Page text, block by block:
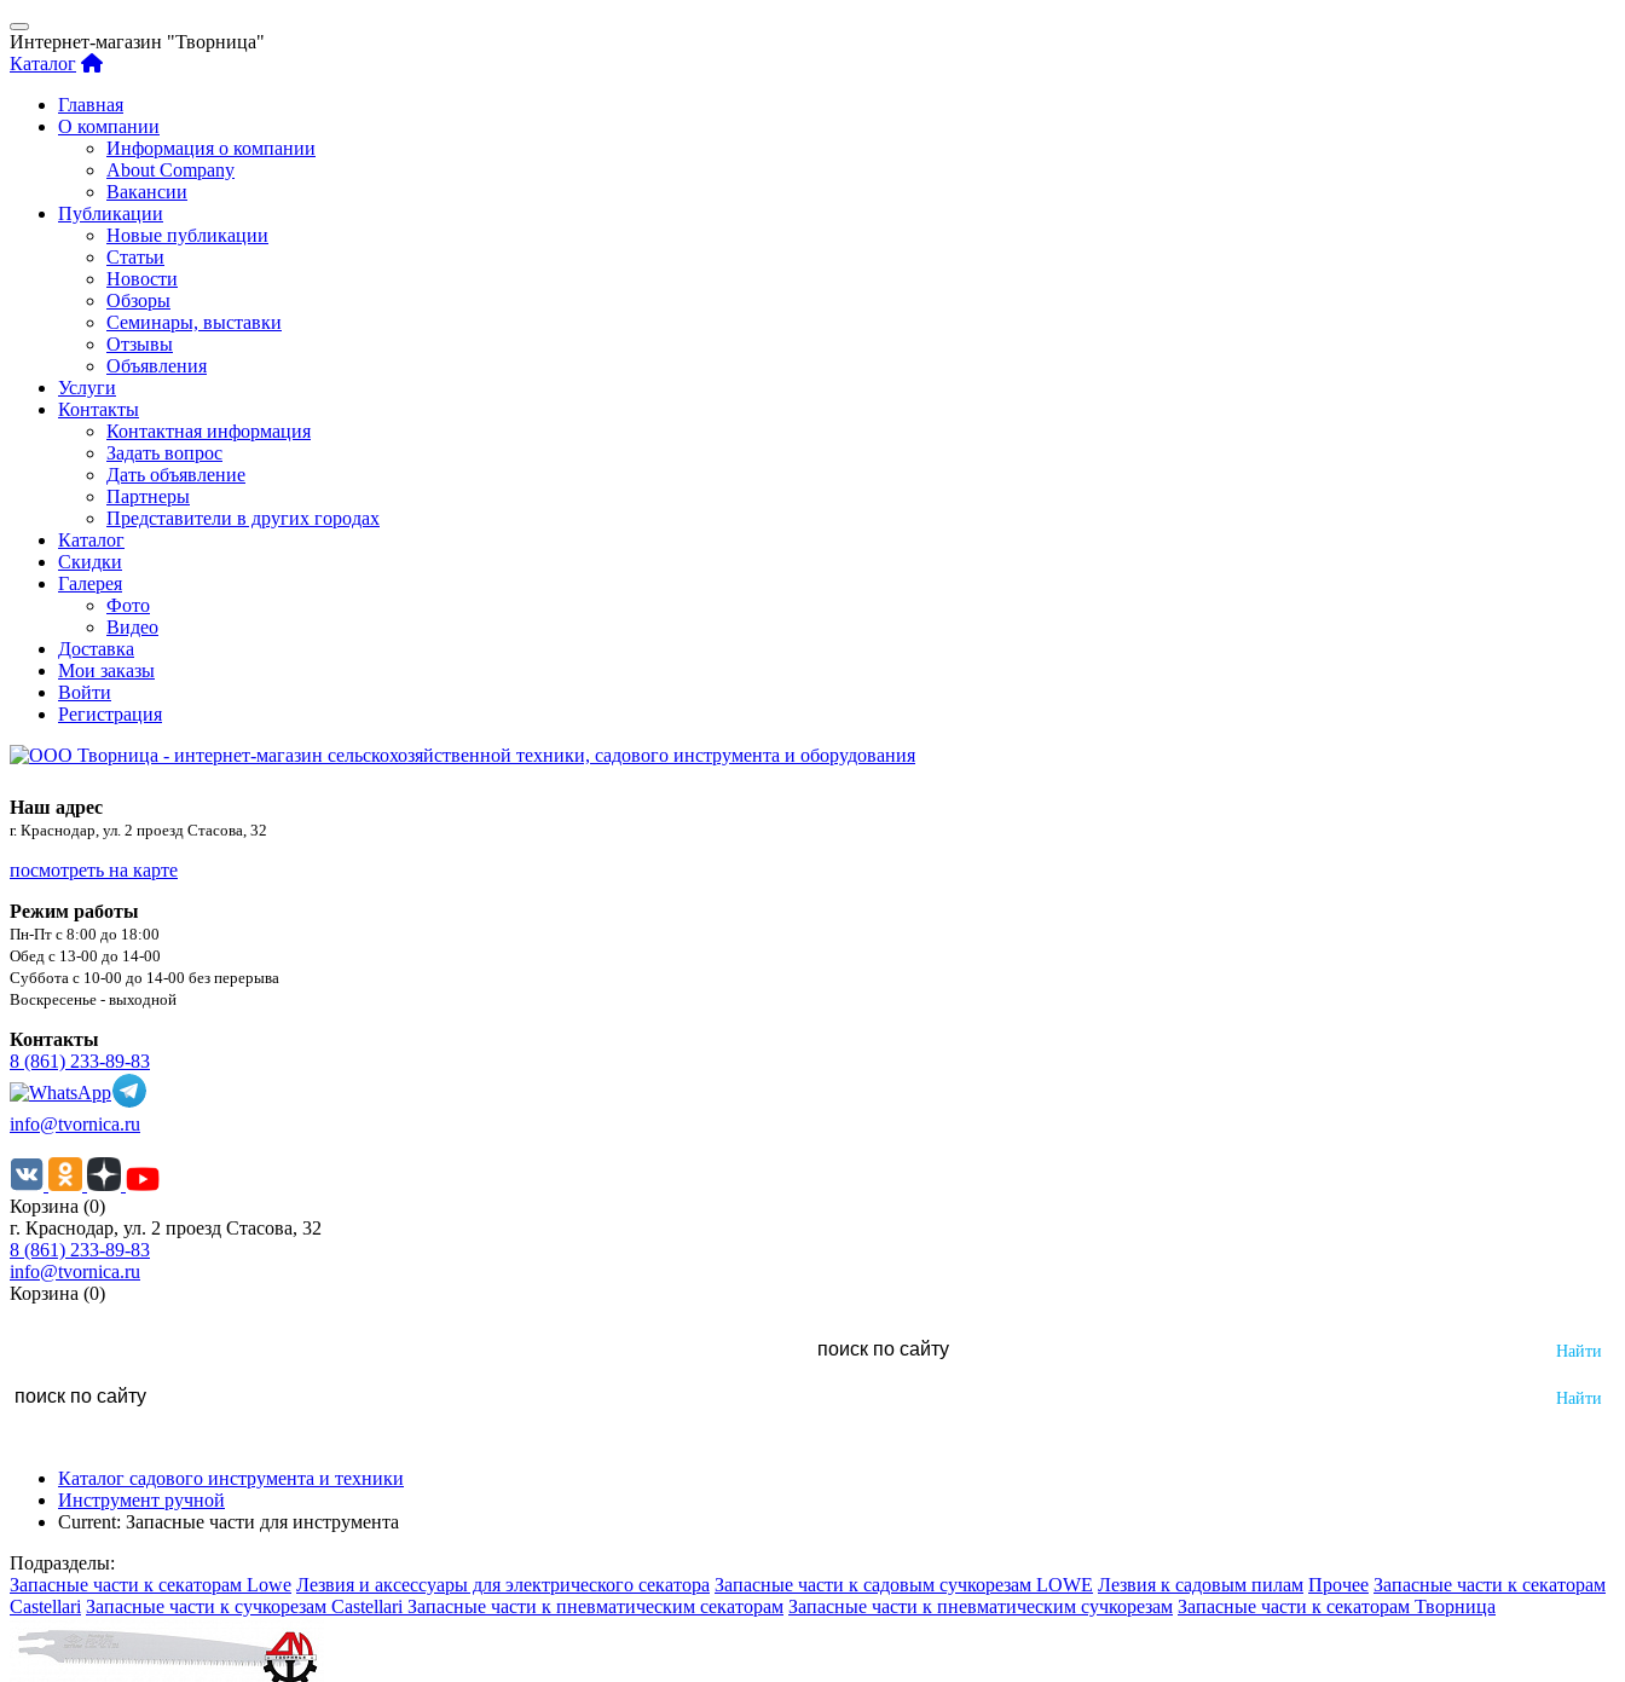
Интернет-магазин "Творница"
Каталог
Главная
О компании
Информация о компании
About Company
Вакансии
Публикации
Новые публикации
Статьи
Новости
Обзоры
Семинары, выставки
Отзывы
Объявления
Услуги
Контакты
Контактная информация
Задать вопрос
Дать объявление
Партнеры
Представители в других городах
Каталог
Скидки
Галерея
Фото
Видео
Доставка
Мои заказы
Войти
Регистрация
Наш адрес
г. Краснодар, ул. 2 проезд Стасова, 32
посмотреть на карте
Режим работы
Пн-Пт с 8:00 до 18:00
Обед с 13-00 до 14-00
Суббота с 10-00 до 14-00 без перерыва
Воскресенье - выходной
Контакты
8 (861) 233-89-83
info@tvornica.ru
Корзина (0)
г. Краснодар, ул. 2 проезд Стасова, 32
8 (861) 233-89-83
info@tvornica.ru
Корзина (0)
Каталог садового инструмента и техники
Инструмент ручной
Current: Запасные части для инструмента
Подразделы:
Запасные части к секаторам Lowe Лезвия и аксессуары для электрического секатора Запасные части к садовым сучкорезам LOWE Лезвия к садовым пилам Прочее Запасные части к секаторам
Castellari Запасные части к сучкорезам Castellari Запасные части к пневматическим секаторам Запасные части к пневматическим сучкорезам Запасные части к секаторам Творница